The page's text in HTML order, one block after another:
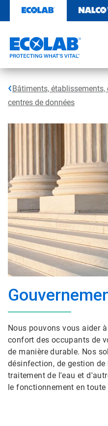
contenu
Bâtiments,
centres de données
Nous pouvons vous aider
confort des occupants de
de manière durable. Nos
désinfection, de gestion
traitement de l'eau et
le fonctionnement en